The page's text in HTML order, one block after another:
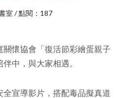
facebook
室 /點閱：187
懷協會「復活節彩繪蛋親子
中，與大家相遇。
宣導影片，搭配毒品擬真道